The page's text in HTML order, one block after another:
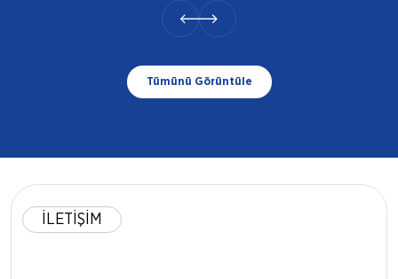
Samsun Şehit Ailesi Ziyareti
Tümünü Görüntüle
İLETİŞİM